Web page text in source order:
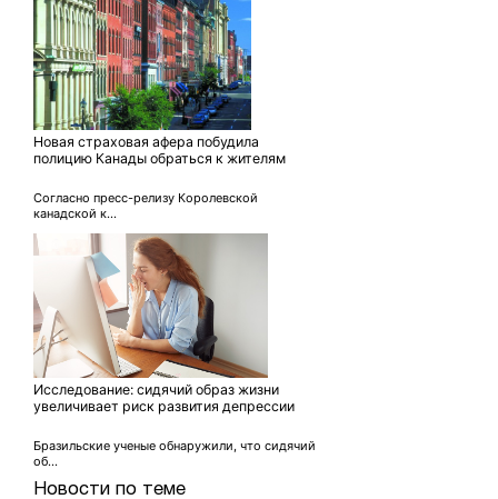
Новости по теме
Новая страховая афера побудила
полицию Канады обраться к жителям
Согласно пресс-релизу Королевской
канадской к...
Исследование: сидячий образ жизни
увеличивает риск развития депрессии
Бразильские ученые обнаружили, что сидячий
об...